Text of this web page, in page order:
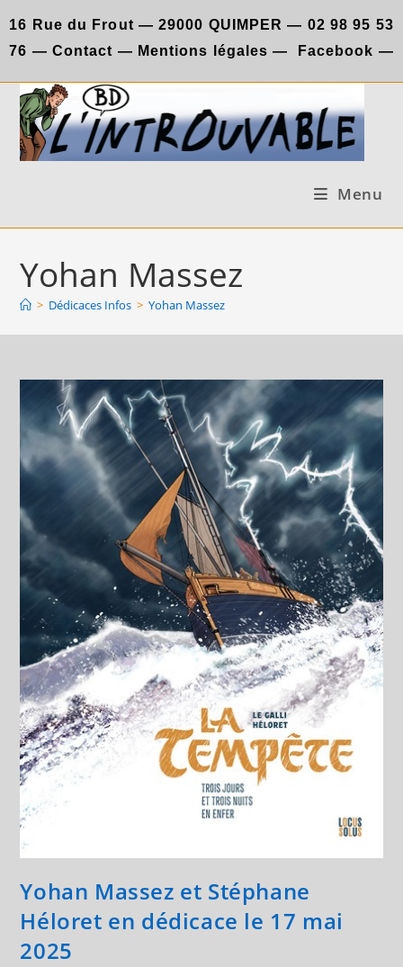
to
content
16 Rue du Frout —29000 QUIMPER — 02 98 95 53
76 — Contact — Mentions légales — Facebook —
Menu
Yohan Massez
> Dédicaces Infos > Yohan Massez
Yohan Massez et Stéphane
Héloret en dédicace le 17 mai
2025